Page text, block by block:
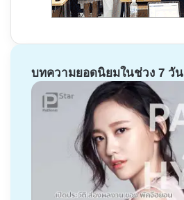
บทความยอดนิยมในช่วง 7 วัน